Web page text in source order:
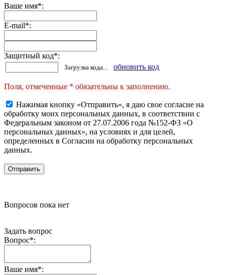
Ваше имя*:
E-mail*:
Защитный код*:
Загрузка кода... обновить код
Поля, отмеченные * обязательны к заполнению.
Нажимая кнопку «Отправить», я даю свое согласие на
обработку моих персональных данных, в соответствии с
Федеральным законом от 27.07.2006 года №152-ФЗ «О
персональных данных», на условиях и для целей,
определенных в Согласии на обработку персональных
данных.
Вопросов пока нет
Задать вопрос
Вопрос*:
Ваше имя*: